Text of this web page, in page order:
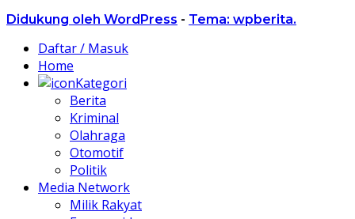
Didukung oleh WordPress - Tema: wpberita.
Daftar / Masuk
Home
Kategori
Berita
Kriminal
Olahraga
Otomotif
Politik
Media Network
Milik Rakyat